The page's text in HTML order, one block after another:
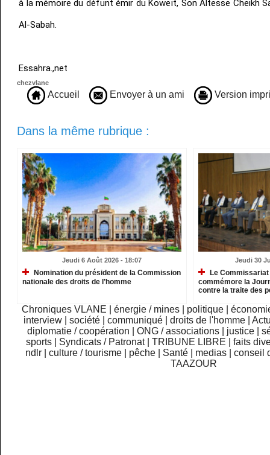
à la mémoire du défunt émir du Koweït, Son Altesse Cheikh
Al-Sabah.
Essahra.,net
chezvlane
Accueil Envoyer à un ami Version
Dans la même rubrique :
Jeudi 6 Août 2026 - 18:07
Nomination du président de la Commission
nationale des droits de l’homme
Jeudi 30
Le
commémore la
contre la traite des
Chroniques VLANE énergie / mines politique
interview
|société |communiqué |droits de l'homme |
diplomatie / coopération
ONG / associations justice
sports
Syndicats / Patronat TRIBUNE LIBRE
faits
ndlr
|culture / tourisme pêche Santé medias |conseil
TAAZOUR